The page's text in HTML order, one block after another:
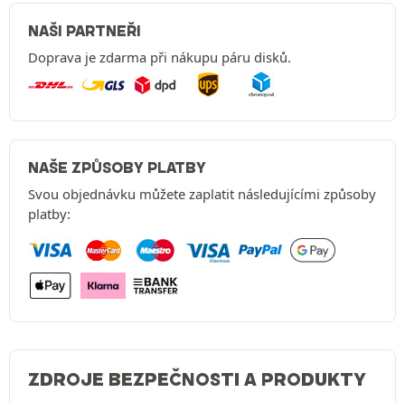
NAŠI PARTNEŘI
Doprava je zdarma při nákupu páru disků.
NAŠE ZPŮSOBY PLATBY
Svou objednávku můžete zaplatit následujícími způsoby
platby:
ZDROJE BEZPEČNOSTI A PRODUKTY